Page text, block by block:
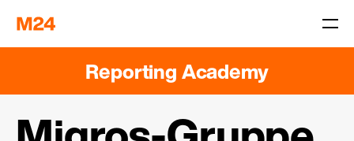
Reporting Academy